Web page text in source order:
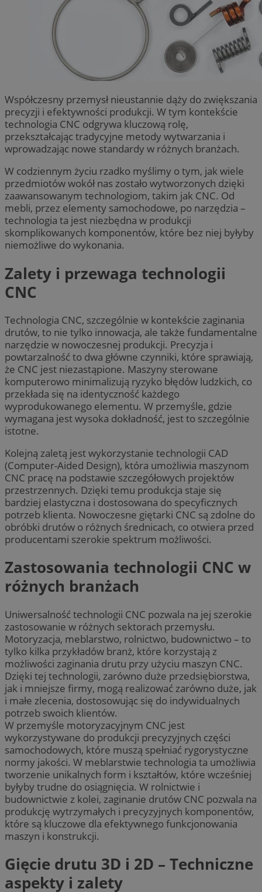
Współczesny przemysł nieustannie dąży do zwiększania
precyzji i efektywności produkcji. W tym kontekście
technologia CNC odgrywa kluczową rolę,
przekształcając tradycyjne metody wytwarzania i
wprowadzając nowe standardy w różnych branżach.
W codziennym życiu rzadko myślimy o tym, jak wiele
przedmiotów wokół nas zostało wytworzonych dzięki
zaawansowanym technologiom, takim jak CNC. Od
mebli, przez elementy samochodowe, po narzędzia –
technologia ta jest niezbędna w produkcji
skomplikowanych komponentów, które bez niej byłyby
niemożliwe do wykonania.
Zalety i przewaga technologii
CNC
Technologia CNC, szczególnie w kontekście zaginania
drutów, to nie tylko innowacja, ale także fundamentalne
narzędzie w nowoczesnej produkcji. Precyzja i
powtarzalność to dwa główne czynniki, które sprawiają,
że CNC jest niezastąpione. Maszyny sterowane
komputerowo minimalizują ryzyko błędów ludzkich, co
przekłada się na identyczność każdego
wyprodukowanego elementu. W przemyśle, gdzie
wymagana jest wysoka dokładność, jest to szczególnie
istotne.
Kolejną zaletą jest wykorzystanie technologii CAD
(Computer-Aided Design), która umożliwia maszynom
CNC pracę na podstawie szczegółowych projektów
przestrzennych. Dzięki temu produkcja staje się
bardziej elastyczna i dostosowana do specyficznych
potrzeb klienta. Nowoczesne giętarki CNC są zdolne do
obróbki drutów o różnych średnicach, co otwiera przed
producentami szerokie spektrum możliwości.
Zastosowania technologii CNC w
różnych branżach
Uniwersalność technologii CNC pozwala na jej szerokie
zastosowanie w różnych sektorach przemysłu.
Motoryzacja, meblarstwo, rolnictwo, budownictwo – to
tylko kilka przykładów branż, które korzystają z
możliwości zaginania drutu przy użyciu maszyn CNC.
Dzięki tej technologii, zarówno duże przedsiębiorstwa,
jak i mniejsze firmy, mogą realizować zarówno duże, jak
i małe zlecenia, dostosowując się do indywidualnych
potrzeb swoich klientów.
W przemyśle motoryzacyjnym CNC jest
wykorzystywane do produkcji precyzyjnych części
samochodowych, które muszą spełniać rygorystyczne
normy jakości. W meblarstwie technologia ta umożliwia
tworzenie unikalnych form i kształtów, które wcześniej
byłyby trudne do osiągnięcia. W rolnictwie i
budownictwie z kolei, zaginanie drutów CNC pozwala na
produkcję wytrzymałych i precyzyjnych komponentów,
które są kluczowe dla efektywnego funkcjonowania
maszyn i konstrukcji.
Gięcie drutu 3D i 2D – Techniczne
aspekty i zalety